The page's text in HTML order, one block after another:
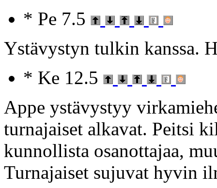
* Pe 7.5
Ystävystyn tulkin kanssa.
* Ke 12.5
Appe ystävystyy
turnajaiset alkavat. Peitsi
kunnollista osanottajaa,
Turnajaiset sujuvat hyvin